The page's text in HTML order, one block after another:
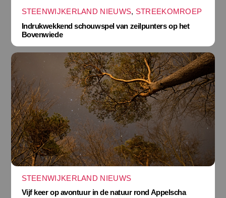
STEENWIJKERLAND NIEUWS, STREEKOMROEP
Indrukwekkend schouwspel van zeilpunters op het
Bovenwiede
STEENWIJKERLAND NIEUWS
Vijf keer op avontuur in de natuur rond Appelscha